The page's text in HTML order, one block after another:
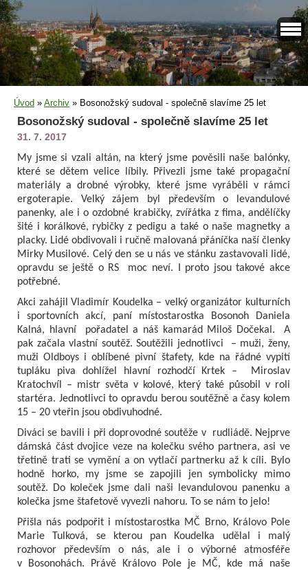
Úvod » Archiv » Bosonožský sudoval - společně slavíme 25 let
Bosonožský sudoval - společně slavíme 25 let
31. 7. 2017
My jsme si vzali altán, na který jsme pověsili naše balónky,
které se dětem velice líbily. Přivezli jsme také propagační
materiály a drobné výrobky, které jsme vyráběli v rámci
ergoterapie. Velký zájem byl především o levandulové
panenky, ale i o ozdobné krabičky, zvířátka z fima, andělíčky
šité i korálkové, rybičky z pedigu a také o naše magnetky a
placky. Lidé obdivovali i ručně malovaná přáníčka naší členky
Mirky Musilové. Celý den se u nás ve stánku zastavovali lidé,
opravdu se ještě o RS moc neví. I proto jsou takové akce
potřebné.
Akci zahájil Vladimír Koudelka – velký organizátor kulturních
i sportovních akcí, paní místostarostka Bosonoh Daniela
Kalná, hlavní pořadatel a náš kamarád Miloš Dočekal. A
pak začala vlastní soutěž. Soutěžili jednotlivci – muži, ženy,
muži Oldboys i oblíbené pivní štafety, kde na řádné vypití
tupláku piva dohlížel hlavní rozhodčí Krtek – Miroslav
Kratochvíl – mistr světa v kolové, který také působil v roli
startéra. Jednotlivci to opravdu berou soutěžně a časy kolem
15 – 20 vteřin jsou obdivuhodné.
Diváci se bavili i při doprovodné soutěže v rudliádě. Nejprve
dámská část dvojice veze na kolečku svého partnera, asi ve
třetině trati se vymění a on vytlačí partnerku až k cíli. Bylo
hodně horko, my jsme se zapojili jen symbolicky mimo
soutěž. Do koleček jsme dali naši levandulovou panenku a
kolečka jsme štafetově vyvezli nahoru. To se nám to jelo!
Přišla nás podpořit i místostarostka MČ Brno, Královo Pole
Marie Tulková, se kterou pan Koudelka udělal i malý
rozhovor především o nás, ale i o výborné atmosféře
v Bosonohách. Právě Královo Pole je MČ, kde má naše